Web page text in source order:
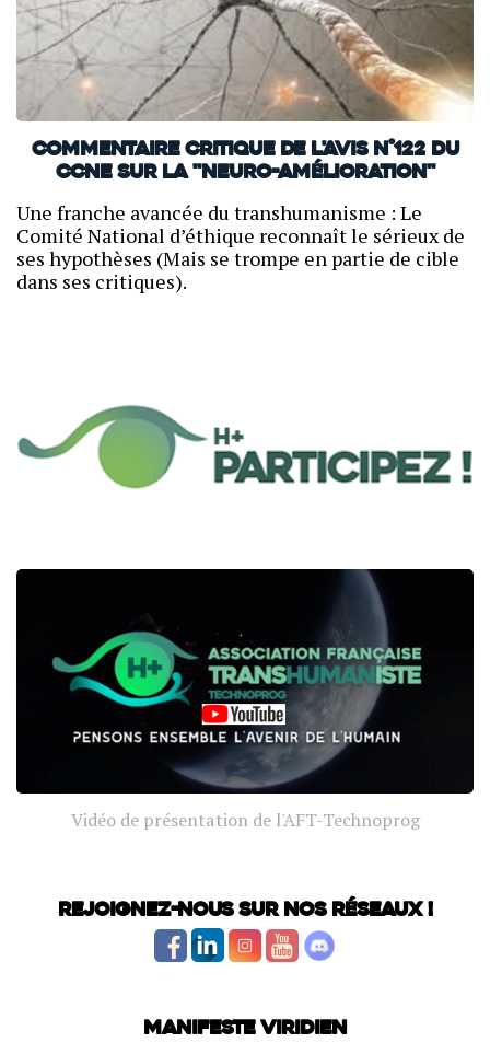
Commentaire critique de l'avis n°122 du
CCNE sur la "neuro-amélioration"
Une franche avancée du transhumanisme : Le
Comité National d’éthique reconnaît le sérieux de
ses hypothèses (Mais se trompe en partie de cible
dans ses critiques).
Vidéo de présentation de l'AFT-Technoprog
Rejoignez-nous sur nos réseaux !
Manifeste Viridien